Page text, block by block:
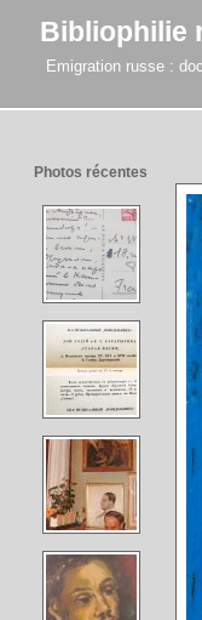
Bibliophilie
Emigration russe :
Photos récentes